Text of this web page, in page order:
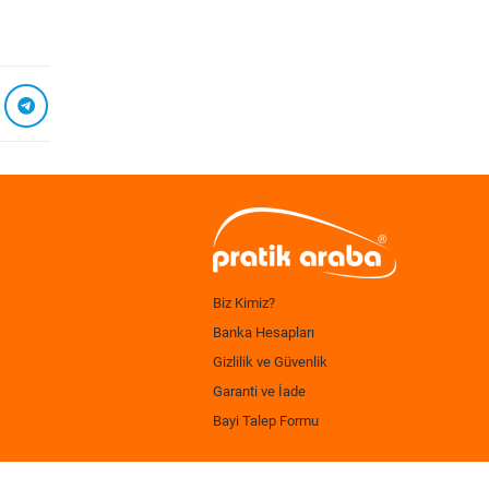
Biz Kimiz?
Banka Hesapları
Gizlilik ve Güvenlik
Garanti ve İade
Bayi Talep Formu